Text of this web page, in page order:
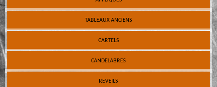
TABLEAUX ANCIENS
CARTELS
CANDELABRES
REVEILS